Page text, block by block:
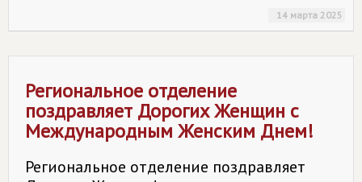
14 марта 2025
Региональное отделение
поздравляет Дорогих Женщин с
Международным Женским Днем!
Региональное отделение поздравляет